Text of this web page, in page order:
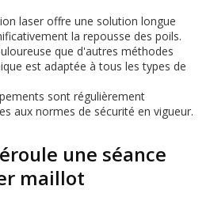
laser offre une solution longue
la repousse des poils.
que d'autres méthodes
est adaptée à tous les types de
sont régulièrement
aux normes de sécurité en vigueur.
une séance
maillot